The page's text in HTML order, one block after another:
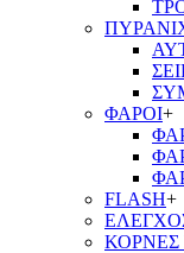
ΦΑΡΟΙ+
FLASH+
ΚΟΡΝΕΣ